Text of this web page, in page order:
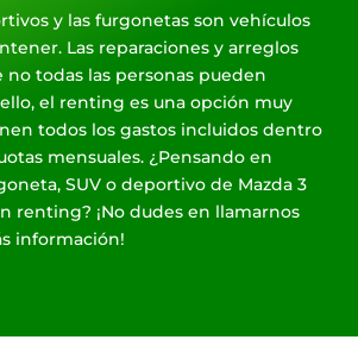
y las furgonetas son vehículos
Las reparaciones y arreglos
no todas las personas pueden
el renting es una opción muy
todos los gastos incluidos dentro
mensuales. ¿Pensando en
SUV o deportivo de Mazda 3
renting? ¡No dudes en llamarnos
información!